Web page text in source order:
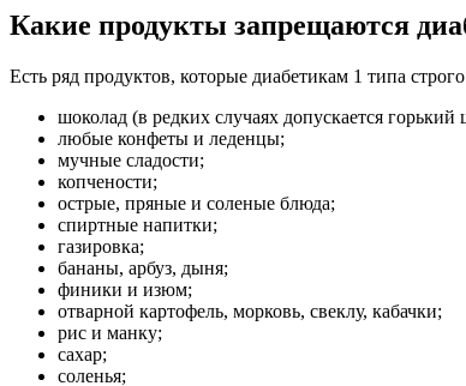
Какие продукты запрещаются
Есть ряд продуктов, которые диабетикам 1 типа
шоколад (в редких случаях допускается
любые конфеты и леденцы;
мучные сладости;
копчености;
острые, пряные и соленые блюда;
спиртные напитки;
газировка;
бананы, арбуз, дыня;
финики и изюм;
отварной картофель, морковь, свеклу, кабачки;
рис и манку;
сахар;
соленья;